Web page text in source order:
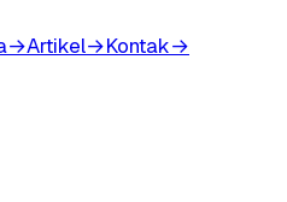
→Artikel→Kontak→